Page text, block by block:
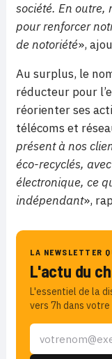
société. En outre,
pour renforcer
de notoriété»,
Au surplus, le
réducteur pour
réorienter ses
télécoms et
présent à nos
éco-recyclés,
électronique, ce
indépendant»,
LA NEWSLETTER
L'actu du
L'essentiel de la
vers 7h dans